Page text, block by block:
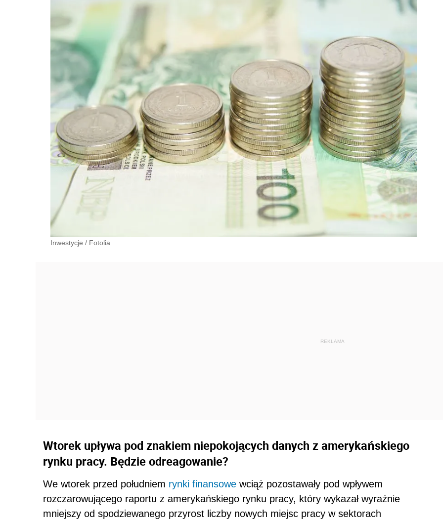
Inwestycje / Fotolia
Wtorek upływa pod znakiem niepokojących danych z amerykańskiego
rynku pracy. Będzie odreagowanie?
We wtorek przed południem rynki finansowe wciąż pozostawały pod wpływem
rozczarowującego raportu z amerykańskiego rynku pracy, który wykazał wyraźnie
mniejszy od spodziewanego przyrost liczby nowych miejsc pracy w sektorach